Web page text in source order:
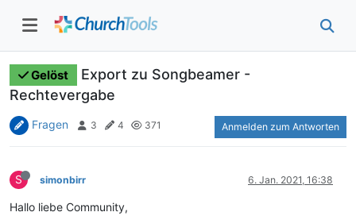
Gelöst
Export zu Songbeamer -
Rechtevergabe
Fragen 3 4 371 Anmelden zum Antworten
S simonbirr 6. Jan. 2021, 16:38
Hallo liebe Community,